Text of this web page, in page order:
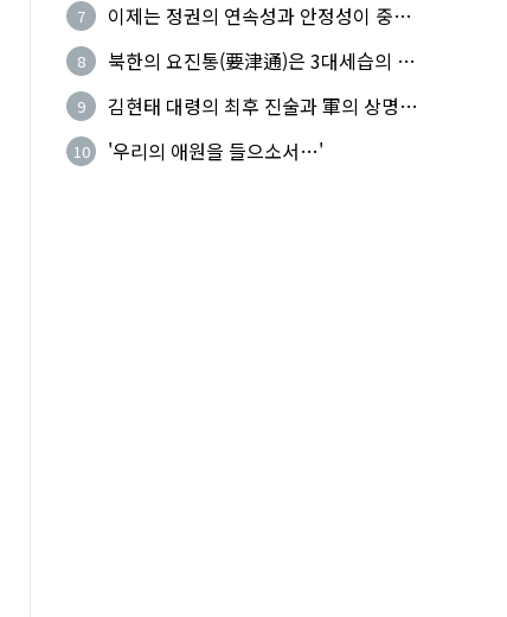
7
이제는 정권의 연속성과 안정성이 중요
8
북한의 요진통(要津通)은 3대세습의 사
9
김현태 대령의 최후 진술과 軍의 상명하
10 '우리의 애원을 들으소서…'